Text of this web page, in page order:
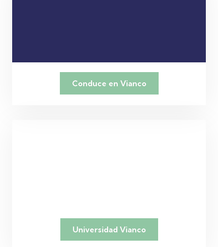
Conduce en Vianco
Universidad Vianco